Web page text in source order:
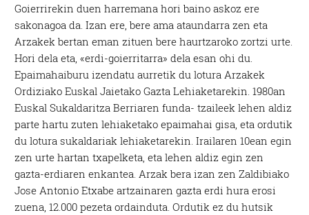
Goierrirekin duen harremana hori baino askoz ere
sakonagoa da. Izan ere, bere ama ataundarra zen eta
Arzakek bertan eman zituen bere haurtzaroko zortzi urte.
Hori dela eta, «erdi-goierritarra» dela esan ohi du.
Epaimahaiburu izendatu aurretik du lotura Arzakek
Ordiziako Euskal Jaietako Gazta Lehiaketarekin. 1980an
Euskal Sukaldaritza Berriaren funda- tzaileek lehen aldiz
parte hartu zuten lehiaketako epaimahai gisa, eta ordutik
du lotura sukaldariak lehiaketarekin. Irailaren 10ean egin
zen urte hartan txapelketa, eta lehen aldiz egin zen
gazta-erdiaren enkantea. Arzak bera izan zen Zaldibiako
Jose Antonio Etxabe artzainaren gazta erdi hura erosi
zuena, 12.000 pezeta ordainduta. Ordutik ez du hutsik